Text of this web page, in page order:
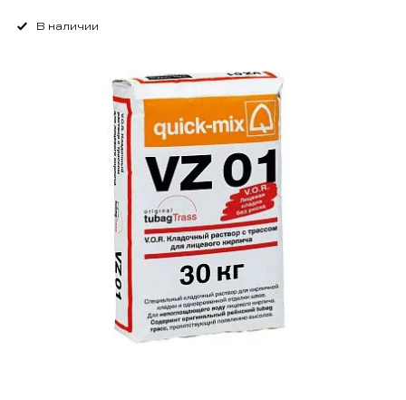
В наличии